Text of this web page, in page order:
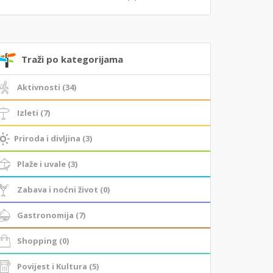
Traži po kategorijama
Aktivnosti (34)
Izleti (7)
Priroda i divljina (3)
Plaže i uvale (3)
Zabava i noćni život (0)
Gastronomija (7)
Shopping (0)
Povijest i Kultura (5)